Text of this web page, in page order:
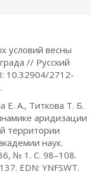
условий весны
// Русский
10.32904/2712-
Е. А., Титкова Т. Б.
аридизации
территории
наук.
№ 1. С. 98–108.
EDN: YNFSWT.